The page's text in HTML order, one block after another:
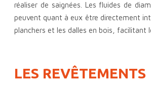
réaliser de saignées. Les fluides de
peuvent quant à eux être directement
planchers et les dalles en bois, facilitant
LES REVÊTEMENTS